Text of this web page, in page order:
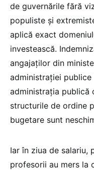
de guvernările fără
populiste și
aplică exact
investească.
angajaților din
administrației
administrația publică
structurile de ordine
bugetare sunt
Iar în ziua de salariu,
profesorii au mers la